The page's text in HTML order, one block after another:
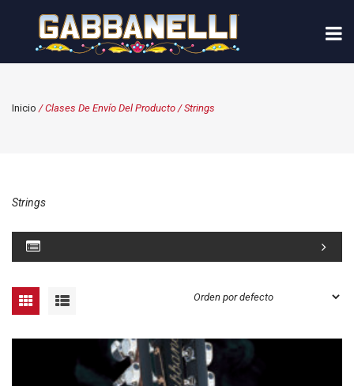
Inicio / Clases De Envío Del Producto / Strings
Strings